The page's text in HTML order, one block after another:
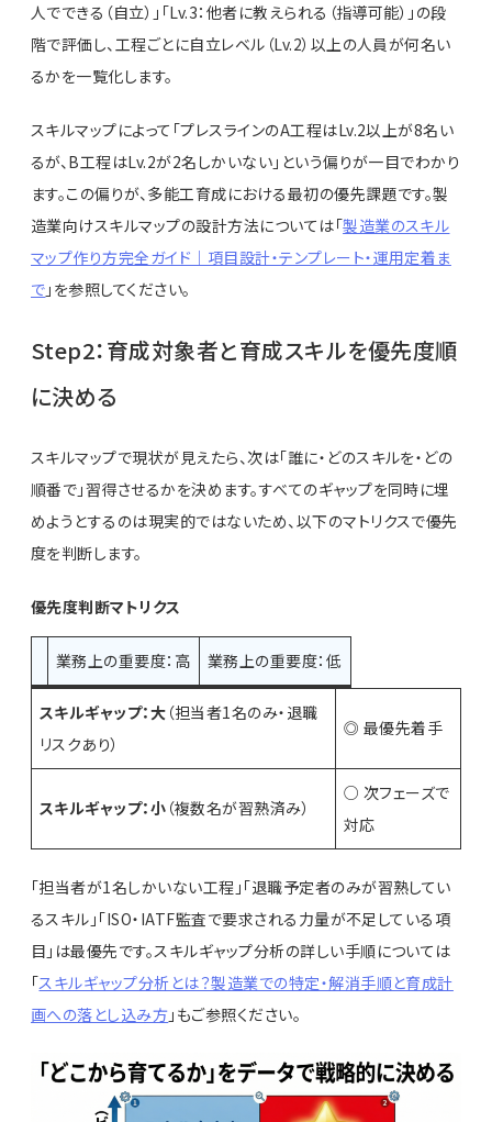
人でできる（自立）」「Lv.3：他者に教えられる（指導可能）」の段
階で評価し、工程ごとに自立レベル（Lv.2）以上の人員が何名い
るかを一覧化します。
スキルマップによって「プレスラインのA工程はLv.2以上が8名い
るが、B工程はLv.2が2名しかいない」という偏りが一目でわかり
ます。この偏りが、多能工育成における最初の優先課題です。製
造業向けスキルマップの設計方法については「製造業のスキル
マップ作り方完全ガイド｜項目設計・テンプレート・運用定着ま
で 」を参照してください。
Step2：育成対象者と育成スキルを優先度順
に決める
スキルマップで現状が見えたら、次は「誰に・どのスキルを・どの
順番で」習得させるかを決めます。すべてのギャップを同時に埋
めようとするのは現実的ではないため、以下のマトリクスで優先
度を判断します。
優先度判断マトリクス
業務上の重要度：高 業務上の重要度：低
スキルギャップ：大 （担当者1名のみ・退職
リスクあり）
◎ 最優先着手
スキルギャップ：小 （複数名が習熟済み）
○ 次フェーズで
対応
「担当者が1名しかいない工程」「退職予定者のみが習熟してい
るスキル」「ISO・IATF監査で要求される力量が不足している項
目」は最優先です。スキルギャップ分析の詳しい手順については
「スキルギャップ分析とは？製造業での特定・解消手順と育成計
画への落とし込み方 」もご参照ください。